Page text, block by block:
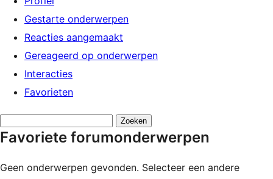
Gestarte onderwerpen
Reacties aangemaakt
Gereageerd op onderwerpen
Interacties
Favorieten
zoeken:
Favoriete forumonderwerpen
Geen onderwerpen gevonden. Selecteer een andere